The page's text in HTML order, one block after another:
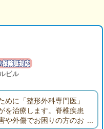
ビル
に「整形外科専門医」
を治療します。脊椎疾患
や外傷でお困りの方のお